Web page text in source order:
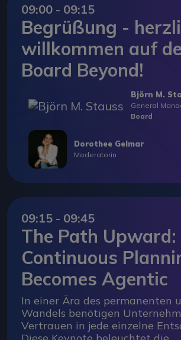
09:00 - 09:15
Begrüßung -
willkommen auf
Board Beyond!
Björn M.
General
Board
Dorothee Gelmar
Moderatorin
09:15 - 09:45
The Path
Continuous
Becomes Agentic
In einer Ära des permanenten
Wandels benötigen
Vertrauen in jede einzelne